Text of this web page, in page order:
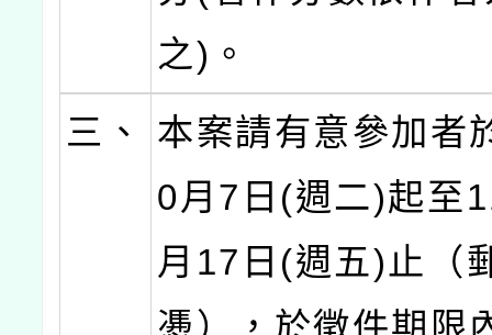
之)。
三、
本案請有意參加者
0月7日(週二)起至
月17日(週五)止（
慿），於徵件期限